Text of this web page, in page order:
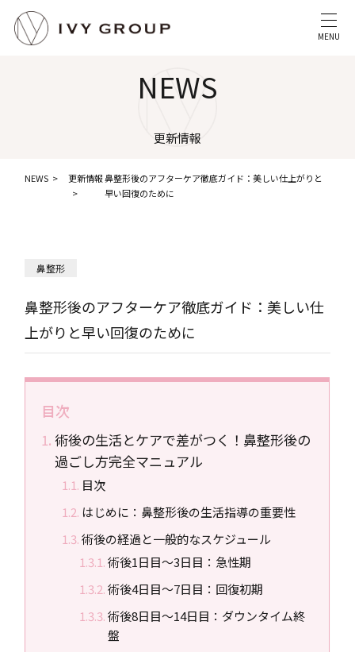
MENU
NEWS
更新情報
NEWS 更新情報鼻整形後のアフターケア徹底ガイド：美しい仕上がりと
早い回復のために
鼻整形
鼻整形後のアフターケア徹底ガイド：美しい仕
上がりと早い回復のために
目次
術後の生活とケアで差がつく！鼻整形後の
過ごし方完全マニュアル
目次
はじめに：鼻整形後の生活指導の重要性
術後の経過と一般的なスケジュール
術後1日目〜3日目：急性期
術後4日目〜7日目：回復初期
術後8日目〜14日目：ダウンタイム終
盤